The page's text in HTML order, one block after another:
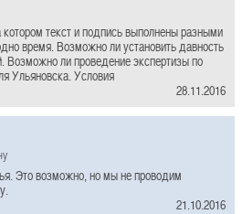
текст и подпись выполнены разными
время. Возможно ли установить давность
Возможно ли проведение экспертизы по
Ульяновска. Условия
28.11.2016
Это возможно, но мы не проводим
21.10.2016